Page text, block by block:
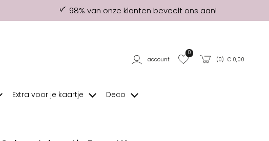
98% van onze klanten beveelt ons aan!
account
0
(0) € 0,00
Extra voor je kaartje Deco